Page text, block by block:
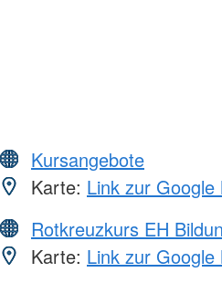
Kursangebote
Karte: Link zur
Rotkreuzkurs EH
Karte: Link zur